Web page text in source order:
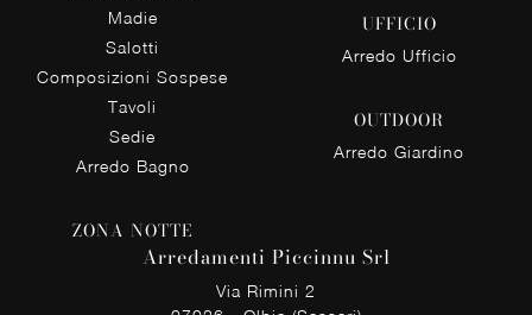
Madie
Salotti
Composizioni Sospese
Tavoli
Sedie
Arredo Bagno
ZONA NOTTE
UFFICIO
Arredo Ufficio
OUTDOOR
Arredo Giardino
Arredamenti Piccinnu Srl
Via Rimini 2